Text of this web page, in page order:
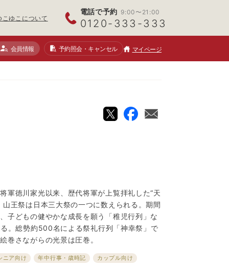
こゆこについて
電話で予約 9:00〜21:00
0120-333-333
会員情報 予約照会・キャンセル マイページ
軍徳川家光以来、歴代将軍が上覧拝礼した“天
王祭は日本三大祭の一つに数えられる。期間
子どもの健やかな成長を願う「稚児行列」な
。総勢約500名による祭礼行列「神幸祭」で
巻さながらの光景は圧巻。
ニア向け 年中行事・歳時記
カップル向け